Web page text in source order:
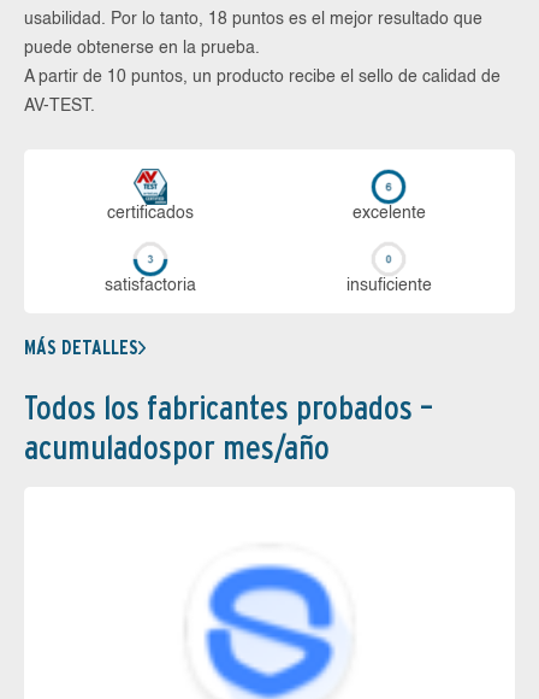
usabilidad. Por lo tanto, 18 puntos es el mejor resultado que
puede obtenerse en la prueba.
A partir de 10 puntos, un producto recibe el sello de calidad de
AV-TEST.
certi­ficados ex­ce­len­te
sa­tis­fac­to­ria in­su­fi­cien­te
MÁS DETALLES
Todos los fabricantes probados –
acumuladospor mes/año